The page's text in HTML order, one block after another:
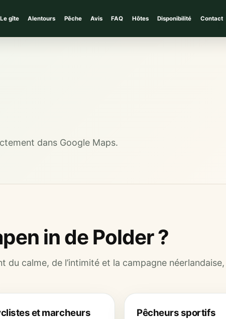
Le gîte Alentours Pêche Avis FAQ Hôtes Disponibilité Contact
dans Google Maps.
in de Polder ?
du calme, de l’intimité et la campagne
et marcheurs Pêcheurs sportifs